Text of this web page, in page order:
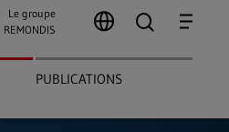
PUBLICATIONS
Le groupe
REMONDIS
search
Menu